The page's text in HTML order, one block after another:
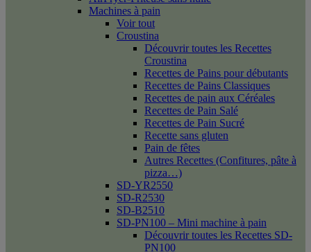
Machines à pain
Voir tout
Croustina
Découvrir toutes les Recettes
Croustina
Recettes de Pains pour débutants
Recettes de Pains Classiques
Recettes de pain aux Céréales
Recettes de Pain Salé
Recettes de Pain Sucré
Recette sans gluten
Pain de fêtes
Autres Recettes (Confitures, pâte à
pizza…)
SD-YR2550
SD-R2530
SD-B2510
SD-PN100 – Mini machine à pain
Découvrir toutes les Recettes SD-
PN100